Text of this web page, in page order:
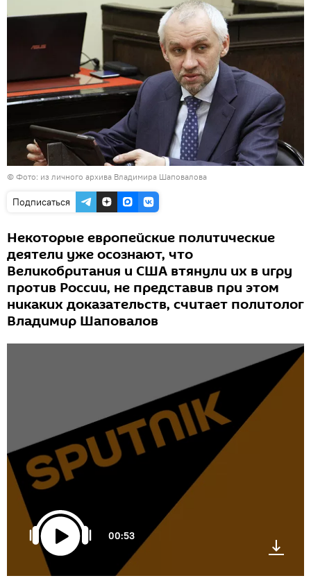
© Фото: из личного архива Владимира Шаповалова
Подписаться
Некоторые европейские политические
деятели уже осознают, что
Великобритания и США втянули их в игру
против России, не представив при этом
никаких доказательств, считает политолог
Владимир Шаповалов
00:53